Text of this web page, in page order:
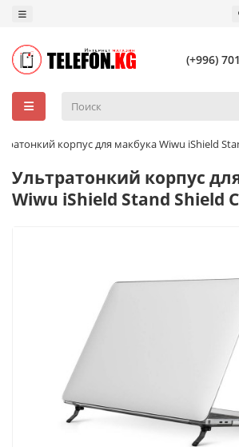
(+996)
корпус для макбука Wiwu iShield
Ультратонкий корпус
Wiwu iShield Stand Shield